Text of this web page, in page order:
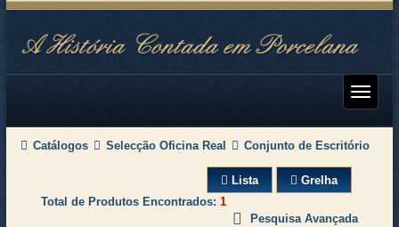
Catálogos Selecção Oficina Real Conjunto de Escritório
Lista
Grelha
Total de Produtos Encontrados 1
Pesquisa Avançada